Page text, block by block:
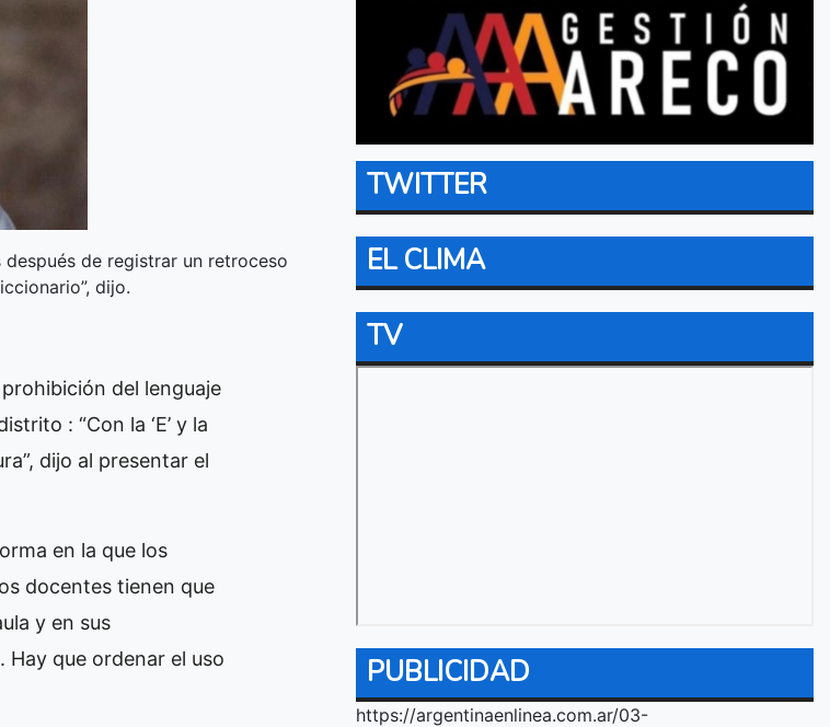
de registrar un retroceso
dijo.
del lenguaje
: “Con la ‘E’ y la
dijo al presentar el
en la que los
docentes tienen que
y en sus
Hay que ordenar el uso
TWITTER
EL CLIMA
TV
PUBLICIDAD
https://argentinaenlinea.com.ar/03-